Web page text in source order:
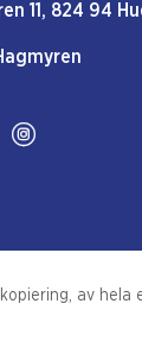
11, 824 94
av hela